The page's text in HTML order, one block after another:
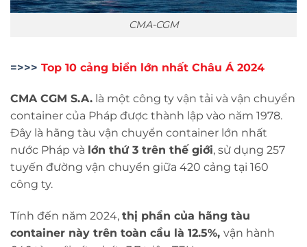
CMA-CGM
=>>> Top 10 cảng biển lớn nhất Châu Á 2024
CMA CGM S.A. là một công ty vận tải và vận chuyển
container của Pháp được thành lập vào năm 1978.
Đây là hãng tàu vận chuyển container lớn nhất
nước Pháp và lớn thứ 3 trên thế giới, sử dụng 257
tuyến đường vận chuyển giữa 420 cảng tại 160
công ty.
Tính đến năm 2024, thị phần của hãng tàu
container này trên toàn cầu là 12.5%, vận hành